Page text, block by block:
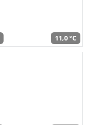
11,0 °C